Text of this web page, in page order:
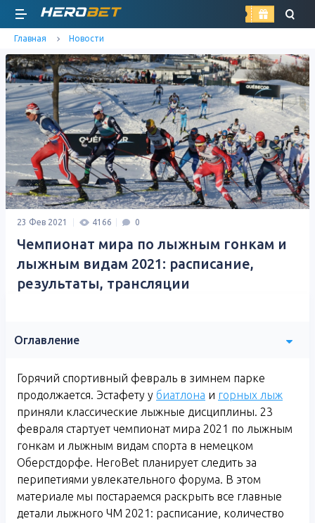
найти
Главная Новости
23 Фев 2021 4166 0
Чемпионат мира по лыжным гонкам и
лыжным видам 2021: расписание,
результаты, трансляции
Оглавление
Горячий спортивный февраль в зимнем парке
продолжается. Эстафету у биатлона и горных лыж
приняли классические лыжные дисциплины. 23
февраля стартует чемпионат мира 2021 по лыжным
гонкам и лыжным видам спорта в немецком
Оберстдорфе. HeroBet планирует следить за
перипетиями увлекательного форума. В этом
материале мы постараемся раскрыть все главные
детали лыжного ЧМ 2021: расписание, количество